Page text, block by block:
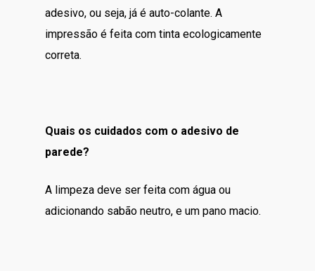
adesivo, ou seja, já é auto-colante. A
impressão é feita com tinta ecologicamente
correta.
Quais os cuidados com o adesivo de
parede?
A limpeza deve ser feita com água ou
adicionando sabão neutro, e um pano macio.